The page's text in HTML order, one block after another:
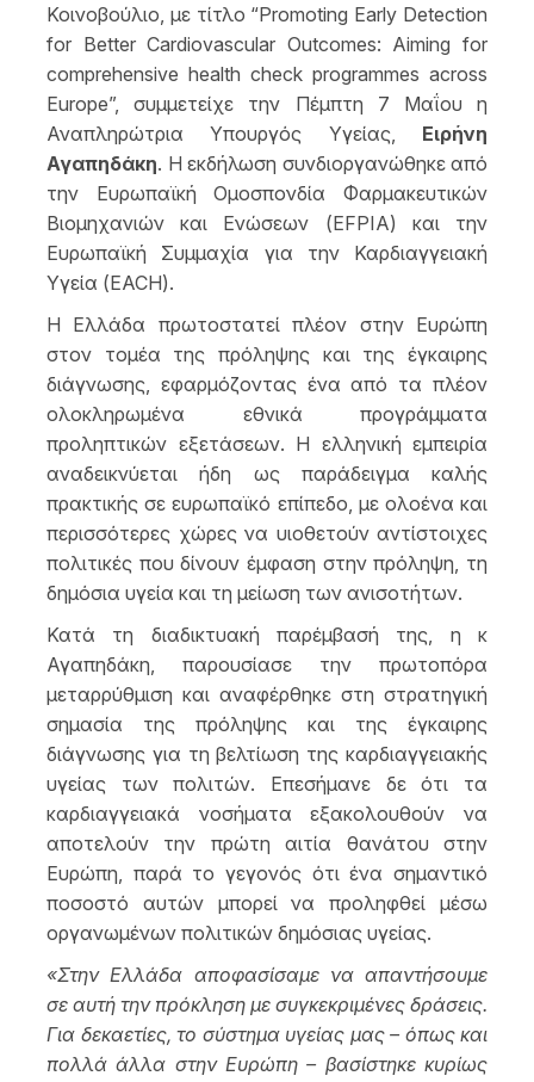
Κοινοβούλιο, με τίτλο “Promoting Early Detection
for Better Cardiovascular Outcomes: Aiming for
comprehensive health check programmes across
Europe”, συμμετείχε την Πέμπτη 7 Μαΐου η
Αναπληρώτρια Υπουργός Υγείας, Ειρήνη
Αγαπηδάκη. Η εκδήλωση συνδιοργανώθηκε από
την Ευρωπαϊκή Ομοσπονδία Φαρμακευτικών
Βιομηχανιών και Ενώσεων (EFPIA) και την
Ευρωπαϊκή Συμμαχία για την Καρδιαγγειακή
Υγεία (EACH).
Η Ελλάδα πρωτοστατεί πλέον στην Ευρώπη
στον τομέα της πρόληψης και της έγκαιρης
διάγνωσης, εφαρμόζοντας ένα από τα πλέον
ολοκληρωμένα εθνικά προγράμματα
προληπτικών εξετάσεων. Η ελληνική εμπειρία
αναδεικνύεται ήδη ως παράδειγμα καλής
πρακτικής σε ευρωπαϊκό επίπεδο, με ολοένα και
περισσότερες χώρες να υιοθετούν αντίστοιχες
πολιτικές που δίνουν έμφαση στην πρόληψη, τη
δημόσια υγεία και τη μείωση των ανισοτήτων.
Κατά τη διαδικτυακή παρέμβασή της, η κ
Αγαπηδάκη, παρουσίασε την πρωτοπόρα
μεταρρύθμιση και αναφέρθηκε στη στρατηγική
σημασία της πρόληψης και της έγκαιρης
διάγνωσης για τη βελτίωση της καρδιαγγειακής
υγείας των πολιτών. Επεσήμανε δε ότι τα
καρδιαγγειακά νοσήματα εξακολουθούν να
αποτελούν την πρώτη αιτία θανάτου στην
Ευρώπη, παρά το γεγονός ότι ένα σημαντικό
ποσοστό αυτών μπορεί να προληφθεί μέσω
οργανωμένων πολιτικών δημόσιας υγείας.
«Στην Ελλάδα αποφασίσαμε να απαντήσουμε
σε αυτή την πρόκληση με συγκεκριμένες δράσεις.
Για δεκαετίες, το σύστημα υγείας μας – όπως και
πολλά άλλα στην Ευρώπη – βασίστηκε κυρίως